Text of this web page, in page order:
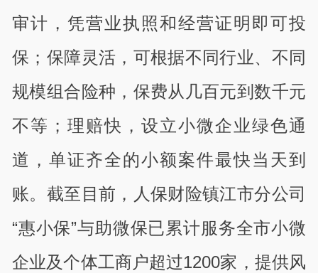
审计，凭营业执照和经营证明即可投
保；保障灵活，可根据不同行业、不同
规模组合险种，保费从几百元到数千元
不等；理赔快，设立小微企业绿色通
道，单证齐全的小额案件最快当天到
账。截至目前，人保财险镇江市分公司
“惠小保”与助微保已累计服务全市小微
企业及个体工商户超过1200家，提供风